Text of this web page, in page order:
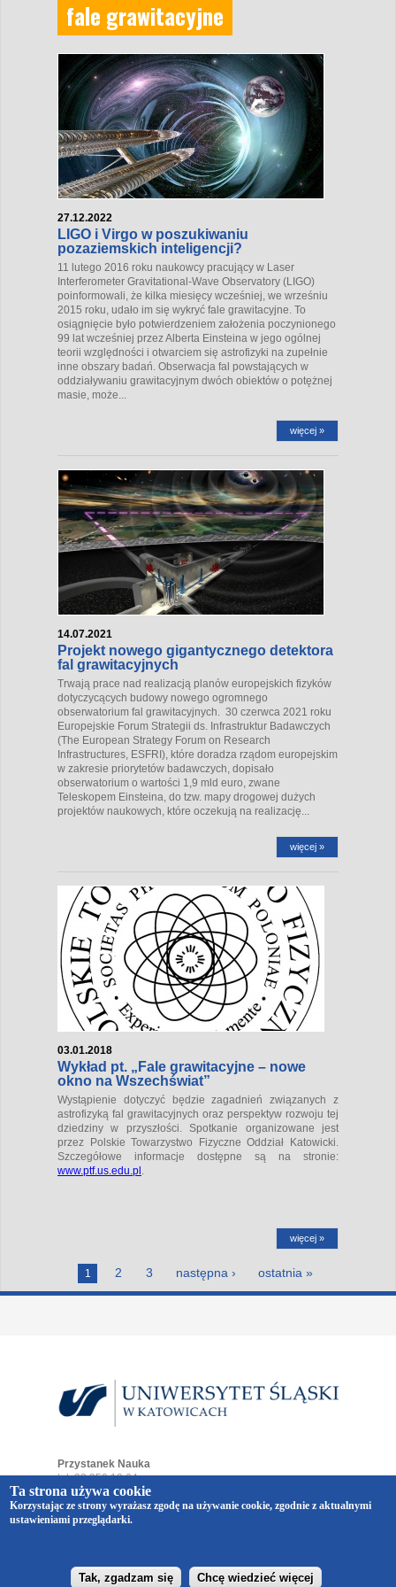
fale grawitacyjne
27.12.2022
LIGO i Virgo w poszukiwaniu
pozaziemskich inteligencji?
11 lutego 2016 roku naukowcy pracujący w Laser
Interferometer Gravitational-Wave Observatory (LIGO)
poinformowali, że kilka miesięcy wcześniej, we wrześniu
2015 roku, udało im się wykryć fale grawitacyjne. To
osiągnięcie było potwierdzeniem założenia poczynionego
99 lat wcześniej przez Alberta Einsteina w jego ogólnej
teorii względności i otwarciem się astrofizyki na zupełnie
inne obszary badań. Obserwacja fal powstających w
oddziaływaniu grawitacyjnym dwóch obiektów o potężnej
masie, może...
więcej »
14.07.2021
Projekt nowego gigantycznego detektora
fal grawitacyjnych
Trwają prace nad realizacją planów europejskich fizyków
dotyczycących budowy nowego ogromnego
obserwatorium fal grawitacyjnych. 30 czerwca 2021 roku
Europejskie Forum Strategii ds. Infrastruktur Badawczych
(The European Strategy Forum on Research
Infrastructures, ESFRI), które doradza rządom europejskim
w zakresie priorytetów badawczych, dopisało
obserwatorium o wartości 1,9 mld euro, zwane
Teleskopem Einsteina, do tzw. mapy drogowej dużych
projektów naukowych, które oczekują na realizację...
więcej »
03.01.2018
Wykład pt. „Fale grawitacyjne – nowe
okno na Wszechświat”
Wystąpienie dotyczyć będzie zagadnień związanych z
astrofizyką fal grawitacyjnych oraz perspektyw rozwoju tej
dziedziny w przyszłości. Spotkanie organizowane jest
przez Polskie Towarzystwo Fizyczne Oddział Katowicki.
Szczegółowe informacje dostępne są na stronie:
www.ptf.us.edu.pl
więcej »
Strony
1 2 3 następna › ostatnia »
Przystanek Nauka
tel. 32 359 19 64
e-mail:przystaneknauka@us.edu.pl
ul. Bankowa 12
40-007 Katowice
Wszelkie prawa zastrzeżone.
realizacjaVermont
Ta strona używa cookie
Korzystając ze strony wyrażasz zgodę na używanie cookie, zgodnie z aktualnymi
ustawieniami przeglądarki.
Tak, zgadzam się Chcę wiedzieć więcej